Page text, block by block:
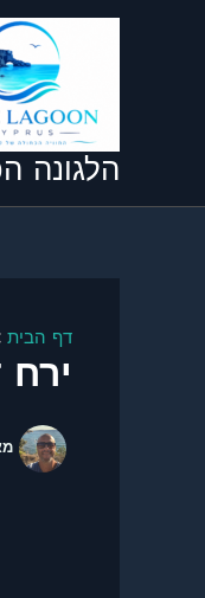
הלגונה
דף הבית
ירח דבש